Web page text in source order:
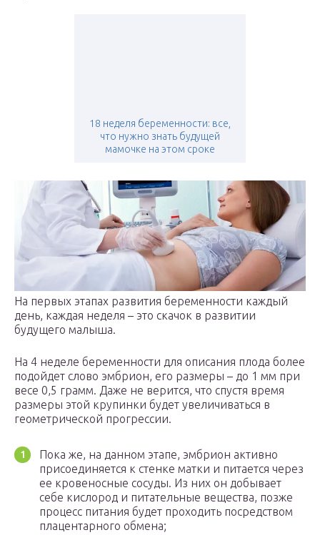
18 неделя беременности: все,
что нужно знать будущей
мамочке на этом сроке
На первых этапах развития беременности каждый
день, каждая неделя – это скачок в развитии
будущего малыша.
На 4 неделе беременности для описания плода более
подойдет слово эмбрион, его размеры – до 1 мм при
весе 0,5 грамм. Даже не верится, что спустя время
размеры этой крупинки будет увеличиваться в
геометрической прогрессии.
Пока же, на данном этапе, эмбрион активно
присоединяется к стенке матки и питается через
ее кровеносные сосуды. Из них он добывает
себе кислород и питательные вещества, позже
процесс питания будет проходить посредством
плацентарного обмена;